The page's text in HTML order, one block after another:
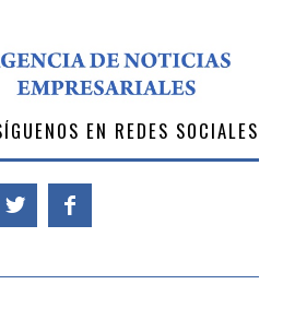
EN REDES SOCIALES